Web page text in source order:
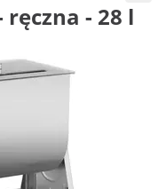
ręczna - 28 l